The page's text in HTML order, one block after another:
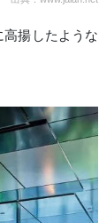
揚したような